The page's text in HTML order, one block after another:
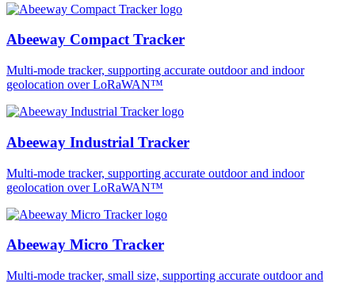
Abeeway Compact Tracker
Multi-mode tracker, supporting accurate outdoor and indoor
geolocation over LoRaWAN™
Abeeway Industrial Tracker
Multi-mode tracker, supporting accurate outdoor and indoor
geolocation over LoRaWAN™
Abeeway Micro Tracker
Multi-mode tracker, small size, supporting accurate outdoor and